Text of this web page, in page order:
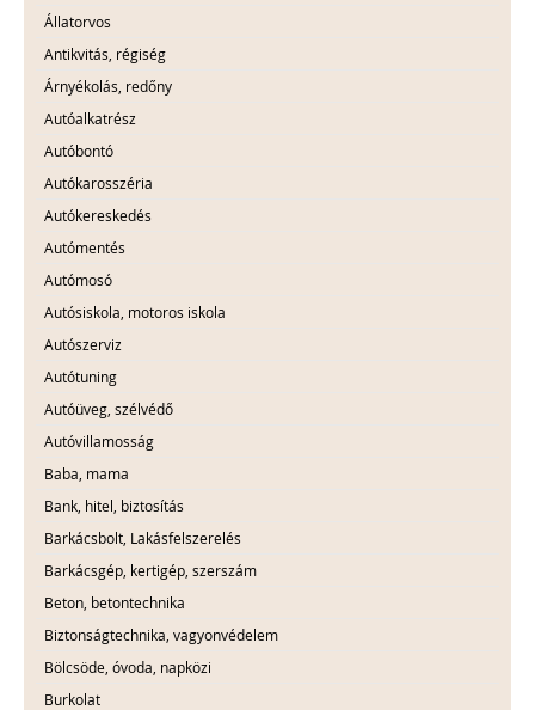
Állatorvos
Antikvitás, régiség
Árnyékolás, redőny
Autóalkatrész
Autóbontó
Autókarosszéria
Autókereskedés
Autómentés
Autómosó
Autósiskola, motoros iskola
Autószerviz
Autótuning
Autóüveg, szélvédő
Autóvillamosság
Baba, mama
Bank, hitel, biztosítás
Barkácsbolt, Lakásfelszerelés
Barkácsgép, kertigép, szerszám
Beton, betontechnika
Biztonságtechnika, vagyonvédelem
Bölcsöde, óvoda, napközi
Burkolat